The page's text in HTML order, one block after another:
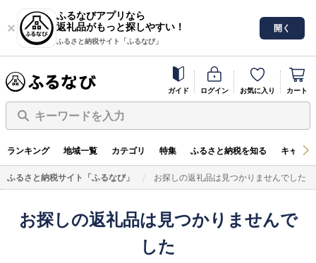
ふるなびアプリなら
返礼品がもっと探しやすい！
ふるさと納税サイト「ふるなび」
開く
ガイド ログイン お気に入り カート
キーワードを入力
ランキング 地域一覧 カテゴリ 特集 ふるさと納税を知る キャン
ふるさと納税サイト「ふるなび」 お探しの返礼品は見つかりませんでした
お探しの返礼品は見つかりませんで
した